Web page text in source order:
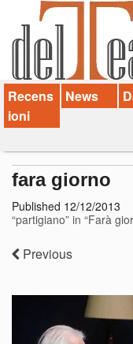
Chi siamo
Contatti
dT in English
Recens
ioni
News
fara giorno
Published 12/12/2013
“partigiano” in “Farà
Previous